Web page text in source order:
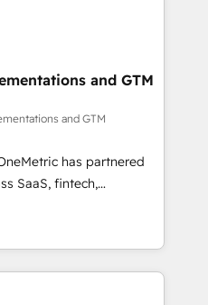
combine human insight
team designs solutions
performance, and
•
• 2022 EMEA Impact
successful HubSpot
• Proprietary
Multilingual team:
👉 Grow
and GTM
and GTM
has partnered
SaaS, fintech,
other industries. With
we deliver scalable
RevOps challenges.